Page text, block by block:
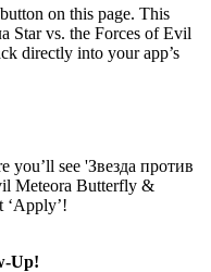
on this page. This
Star vs. the Forces of Evil
directly into your app’s
you’ll see 'Звезда против
Meteora Butterfly &
‘Apply’!
Up!